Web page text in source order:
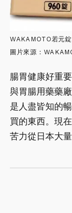
腸胃健康好重
與胃腸用藥藥
是人盡皆知的
買的東西。現
苦力從日本大
WAKAMOTO若元錠
圖片來源：